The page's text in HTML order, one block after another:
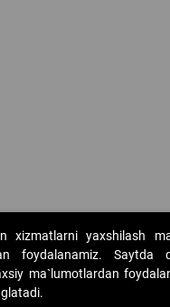
xizmatlarni yaxshilash
foydalanamiz. Saytda
ma`lumotlardan